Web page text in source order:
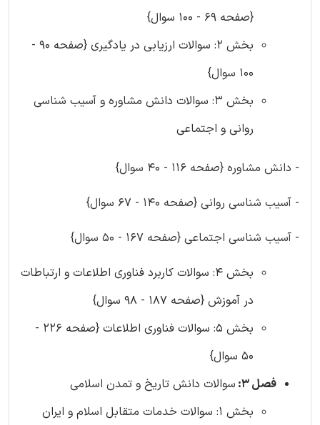
{صفحه 69 - 100 سوال}
بخش 2: سوالات ارزیابی در یادگیری {صفحه 90 -
100 سوال}
بخش 3: سوالات دانش مشاوره و آسیب شناسی
روانی و اجتماعی
- دانش مشاوره {صفحه 116 - 40 سوال}
- آسیب شناسی روانی {صفحه 140 - 67 سوال}
- آسیب شناسی اجتماعی {صفحه 167 - 50 سوال}
بخش 4: سوالات کاربرد فناوری اطلاعات و ارتباطات
در آموزش {صفحه 187 - 98 سوال}
بخش 5: سوالات فناوری اطلاعات {صفحه 226 -
50 سوال}
فصل 3:
سوالات دانش تاریخ و تمدن اسلامی
بخش 1: سوالات خدمات متقابل اسلام و ایران